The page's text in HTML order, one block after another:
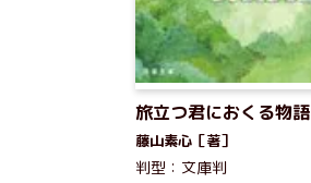
旅立つ君におくる物語
藤山素心［著］
判型：文庫判